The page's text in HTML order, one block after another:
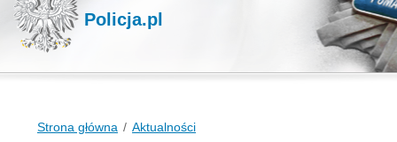
Policja.pl
Strona główna Aktualności